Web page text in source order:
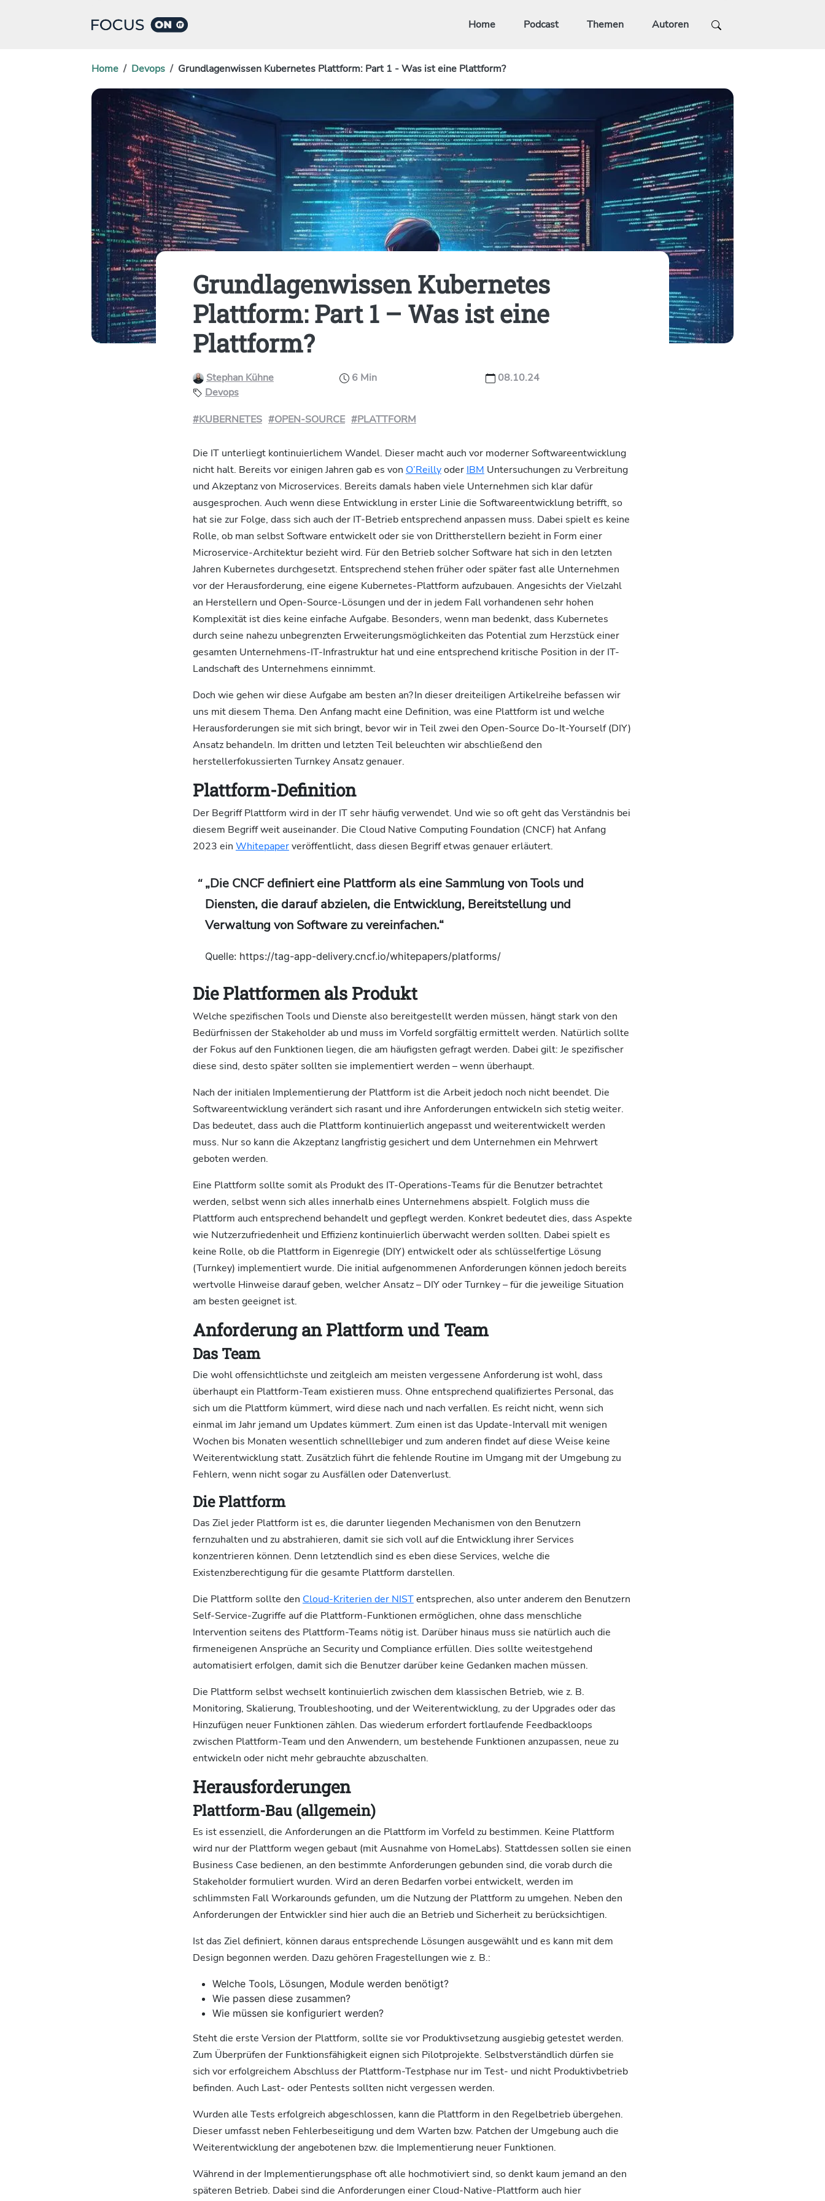
Home Podcast Themen Autoren
Home Devops Grundlagenwissen Kubernetes Plattform: Part 1 - Was ist eine Plattform?
Grundlagenwissen Kubernetes
Plattform: Part 1 – Was ist eine
Plattform?
Stephan Kühne 6 Min
08.10.24
Devops
#KUBERNETES #OPEN-SOURCE #PLATTFORM
Die IT unterliegt kontinuierlichem Wandel. Dieser macht auch vor moderner Softwareentwicklung
nicht halt. Bereits vor einigen Jahren gab es von O’Reillyoder IBM Untersuchungen zu Verbreitung
und Akzeptanz von Microservices. Bereits damals haben viele Unternehmen sich klar dafür
ausgesprochen. Auch wenn diese Entwicklung in erster Linie die Softwareentwicklung betrifft, so
hat sie zur Folge, dass sich auch der IT-Betrieb entsprechend anpassen muss. Dabei spielt es keine
Rolle, ob man selbst Software entwickelt oder sie von Drittherstellern bezieht in Form einer
Microservice-Architektur bezieht wird. Für den Betrieb solcher Software hat sich in den letzten
Jahren Kubernetes durchgesetzt. Entsprechend stehen früher oder später fast alle Unternehmen
vor der Herausforderung, eine eigene Kubernetes-Plattform aufzubauen. Angesichts der Vielzahl
an Herstellern und Open-Source-Lösungen und der in jedem Fall vorhandenen sehr hohen
Komplexität ist dies keine einfache Aufgabe. Besonders, wenn man bedenkt, dass Kubernetes
durch seine nahezu unbegrenzten Erweiterungsmöglichkeiten das Potential zum Herzstück einer
gesamten Unternehmens-IT-Infrastruktur hat und eine entsprechend kritische Position in der IT-
Landschaft des Unternehmens einnimmt.
Doch wie gehen wir diese Aufgabe am besten an? In dieser dreiteiligen Artikelreihe befassen wir
uns mit diesem Thema. Den Anfang macht eine Definition, was eine Plattform ist und welche
Herausforderungen sie mit sich bringt, bevor wir in Teil zwei den Open-Source Do-It-Yourself (DIY)
Ansatz behandeln. Im dritten und letzten Teil beleuchten wir abschließend den
herstellerfokussierten Turnkey Ansatz genauer.
Plattform-Definition
Der Begriff Plattform wird in der IT sehr häufig verwendet. Und wie so oft geht das Verständnis bei
diesem Begriff weit auseinander. Die Cloud Native Computing Foundation (CNCF) hat Anfang
2023 ein Whitepaperveröffentlicht, dass diesen Begriff etwas genauer erläutert.
„Die CNCF definiert eine Plattform als eine Sammlung von Tools und
Diensten, die darauf abzielen, die Entwicklung, Bereitstellung und
Verwaltung von Software zu vereinfachen.“
Quelle: https://tag-app-delivery.cncf.io/whitepapers/platforms/
Die Plattformen als Produkt
Welche spezifischen Tools und Dienste also bereitgestellt werden müssen, hängt stark von den
Bedürfnissen der Stakeholder ab und muss im Vorfeld sorgfältig ermittelt werden. Natürlich sollte
der Fokus auf den Funktionen liegen, die am häufigsten gefragt werden. Dabei gilt: Je spezifischer
diese sind, desto später sollten sie implementiert werden – wenn überhaupt.
Nach der initialen Implementierung der Plattform ist die Arbeit jedoch noch nicht beendet. Die
Softwareentwicklung verändert sich rasant und ihre Anforderungen entwickeln sich stetig weiter.
Das bedeutet, dass auch die Plattform kontinuierlich angepasst und weiterentwickelt werden
muss. Nur so kann die Akzeptanz langfristig gesichert und dem Unternehmen ein Mehrwert
geboten werden.
Eine Plattform sollte somit als Produkt des IT-Operations-Teams für die Benutzer betrachtet
werden, selbst wenn sich alles innerhalb eines Unternehmens abspielt. Folglich muss die
Plattform auch entsprechend behandelt und gepflegt werden. Konkret bedeutet dies, dass Aspekte
wie Nutzerzufriedenheit und Effizienz kontinuierlich überwacht werden sollten. Dabei spielt es
keine Rolle, ob die Plattform in Eigenregie (DIY) entwickelt oder als schlüsselfertige Lösung
(Turnkey) implementiert wurde. Die initial aufgenommenen Anforderungen können jedoch bereits
wertvolle Hinweise darauf geben, welcher Ansatz – DIY oder Turnkey – für die jeweilige Situation
am besten geeignet ist.
Anforderung an Plattform und Team
Das Team
Die wohl offensichtlichste und zeitgleich am meisten vergessene Anforderung ist wohl, dass
überhaupt ein Plattform-Team existieren muss. Ohne entsprechend qualifiziertes Personal, das
sich um die Plattform kümmert, wird diese nach und nach verfallen. Es reicht nicht, wenn sich
einmal im Jahr jemand um Updates kümmert. Zum einen ist das Update-Intervall mit wenigen
Wochen bis Monaten wesentlich schnelllebiger und zum anderen findet auf diese Weise keine
Weiterentwicklung statt. Zusätzlich führt die fehlende Routine im Umgang mit der Umgebung zu
Fehlern, wenn nicht sogar zu Ausfällen oder Datenverlust.
Die Plattform
Das Ziel jeder Plattform ist es, die darunter liegenden Mechanismen von den Benutzern
fernzuhalten und zu abstrahieren, damit sie sich voll auf die Entwicklung ihrer Services
konzentrieren können. Denn letztendlich sind es eben diese Services, welche die
Existenzberechtigung für die gesamte Plattform darstellen.
Die Plattform sollte den Cloud-Kriterien der NISTentsprechen, also unter anderem den Benutzern
Self-Service-Zugriffe auf die Plattform-Funktionen ermöglichen, ohne dass menschliche
Intervention seitens des Plattform-Teams nötig ist. Darüber hinaus muss sie natürlich auch die
firmeneigenen Ansprüche an Security und Compliance erfüllen. Dies sollte weitestgehend
automatisiert erfolgen, damit sich die Benutzer darüber keine Gedanken machen müssen.
Die Plattform selbst wechselt kontinuierlich zwischen dem klassischen Betrieb, wie z. B.
Monitoring, Skalierung, Troubleshooting, und der Weiterentwicklung, zu der Upgrades oder das
Hinzufügen neuer Funktionen zählen. Das wiederum erfordert fortlaufende Feedbackloops
zwischen Plattform-Team und den Anwendern, um bestehende Funktionen anzupassen, neue zu
entwickeln oder nicht mehr gebrauchte abzuschalten.
Herausforderungen
Plattform-Bau (allgemein)
Es ist essenziell, die Anforderungen an die Plattform im Vorfeld zu bestimmen. Keine Plattform
wird nur der Plattform wegen gebaut (mit Ausnahme von HomeLabs). Stattdessen sollen sie einen
Business Case bedienen, an den bestimmte Anforderungen gebunden sind, die vorab durch die
Stakeholder formuliert wurden. Wird an deren Bedarfen vorbei entwickelt, werden im
schlimmsten Fall Workarounds gefunden, um die Nutzung der Plattform zu umgehen. Neben den
Anforderungen der Entwickler sind hier auch die an Betrieb und Sicherheit zu berücksichtigen.
Ist das Ziel definiert, können daraus entsprechende Lösungen ausgewählt und es kann mit dem
Design begonnen werden. Dazu gehören Fragestellungen wie z. B.:
Welche Tools, Lösungen, Module werden benötigt?
Wie passen diese zusammen?
Wie müssen sie konfiguriert werden?
Steht die erste Version der Plattform, sollte sie vor Produktivsetzung ausgiebig getestet werden.
Zum Überprüfen der Funktionsfähigkeit eignen sich Pilotprojekte. Selbstverständlich dürfen sie
sich vor erfolgreichem Abschluss der Plattform-Testphase nur im Test- und nicht Produktivbetrieb
befinden. Auch Last- oder Pentests sollten nicht vergessen werden.
Wurden alle Tests erfolgreich abgeschlossen, kann die Plattform in den Regelbetrieb übergehen.
Dieser umfasst neben Fehlerbeseitigung und dem Warten bzw. Patchen der Umgebung auch die
Weiterentwicklung der angebotenen bzw. die Implementierung neuer Funktionen.
Während in der Implementierungsphase oft alle hochmotiviert sind, so denkt kaum jemand an den
späteren Betrieb. Dabei sind die Anforderungen einer Cloud-Native-Plattform auch hier